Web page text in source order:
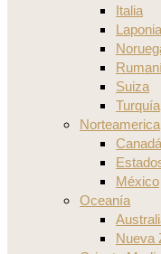
Italia
Suiza
Turquía
Norteamerica
Canadá
México
Oceanía
Nueva